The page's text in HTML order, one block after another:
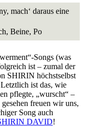
mach‘ daraus eine
Beine, Po
Songs (was
ist – zumal der
SHIRIN höchstselbst
ist das, wie
pflegte, „wurscht“ –
freuen wir uns,
Song auch
DAVID!